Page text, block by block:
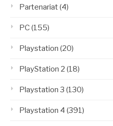
Partenariat(4)
PC(155)
Playstation (20)
PlayStation 2 (18)
Playstation 3 (130)
Playstation 4 (391)